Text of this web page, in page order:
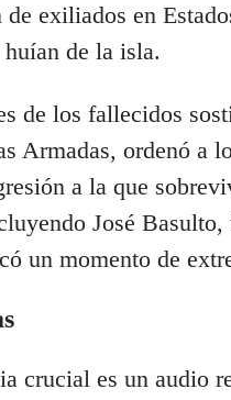
de exiliados en
de la isla.
de los fallecidos
Armadas, ordenó a
a la que
José
un momento de
crucial es un audio